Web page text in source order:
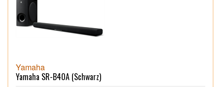
Yamaha
Yamaha SR-B40A (Schwarz)